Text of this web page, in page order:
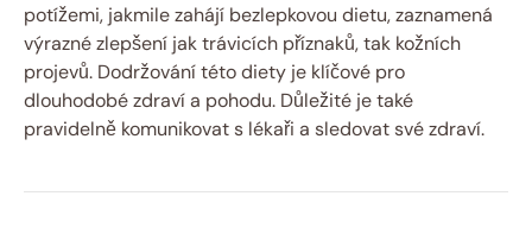
potížemi, jakmile zahájí‌ bezlepkovou dietu, zaznamená
⁢výrazné zlepšení jak trávicích příznaků,⁢ tak ​kožních
projevů.⁣ Dodržování této diety je⁢ klíčové pro
dlouhodobé zdraví a‍ pohodu.‍ Důležité je také
pravidelně ⁢komunikovat s lékaři a sledovat‌ své zdraví.